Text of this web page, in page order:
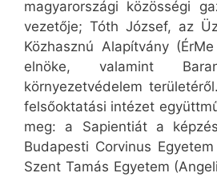
magyarországi közösségi
vezetője; Tóth József, az
Közhasznú Alapítvány
elnöke, valamint
környezetvédelem
felsőoktatási intézet
meg: a Sapientiát a
Budapesti Corvinus
Szent Tamás Egyetem